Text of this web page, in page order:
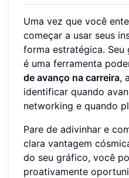
Uma vez que você
começar a usar seus
forma estratégica.
é uma ferramenta
de avanço na carreira,
identificar quando
networking e quando
Pare de adivinhar e
clara vantagem
do seu gráfico, você
proativamente